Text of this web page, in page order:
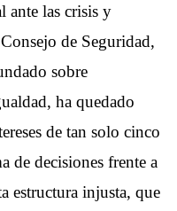
ante las crisis y
de Seguridad,
sobre
ha quedado
de tan solo cinco
de decisiones frente a
estructura injusta, que